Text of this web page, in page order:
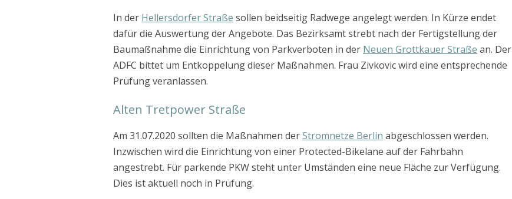
In der Hellersdorfer Straße sollen beidseitig Radwege angelegt werden. In Kürze endet
dafür die Auswertung der Angebote. Das Bezirksamt strebt nach der Fertigstellung der
Baumaßnahme die Einrichtung von Parkverboten in der Neuen Grottkauer Straße an. Der
ADFC bittet um Entkoppelung dieser Maßnahmen. Frau Zivkovic wird eine entsprechende
Prüfung veranlassen.
Alten Tretpower Straße
Am 31.07.2020 sollten die Maßnahmen derStromnetze Berlin abgeschlossen werden.
Inzwischen wird die Einrichtung von einer Protected-Bikelane auf der Fahrbahn
angestrebt. Für parkende PKW steht unter Umständen eine neue Fläche zur Verfügung.
Dies ist aktuell noch in Prüfung.